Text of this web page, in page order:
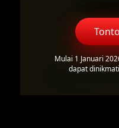
Mulai 1 Januari
dapat